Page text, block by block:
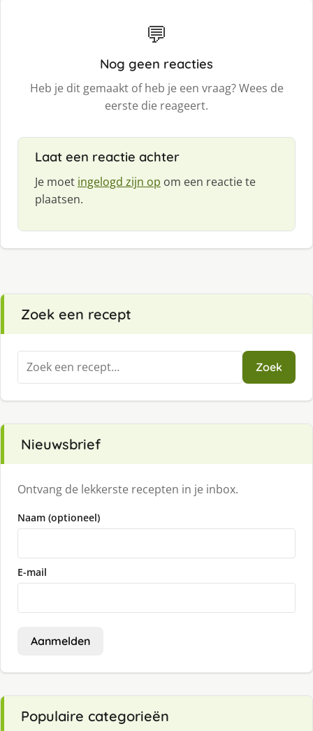
💬
Nog geen reacties
Heb je dit gemaakt of heb je een vraag? Wees de
eerste die reageert.
Laat een reactie achter
Je moet ingelogd zijn op om een reactie te
plaatsen.
Zoek een recept
Zoeken
naar:
Zoek
Nieuwsbrief
Ontvang de lekkerste recepten in je inbox.
Naam (optioneel)
E-mail
Aanmelden
Populaire categorieën